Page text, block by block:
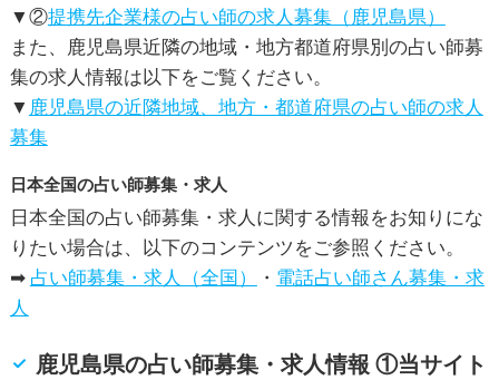
▼②提携先企業様の占い師の求人募集（鹿児島県）
また、鹿児島県近隣の地域・地方都道府県別の占い師募
集の求人情報は以下をご覧ください。
▼ 鹿児島県の近隣地域、地方・都道府県の占い師の求人
募集
日本全国の占い師募集・求人
日本全国の占い師募集・求人に関する情報をお知りにな
りたい場合は、以下のコンテンツをご参照ください。
➡ 占い師募集・求人（全国） ・ 電話占い師さん募集・求
人
鹿児島県の占い師募集・求人情報 ①当サイト